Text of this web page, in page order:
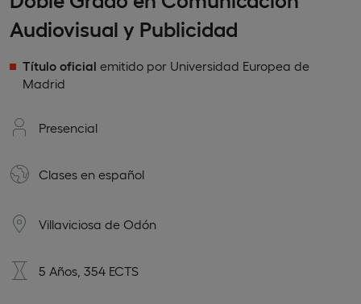
Audiovisual y Publicidad
Título oficial emitido por Universidad Europea de
Madrid
Presencial
Clases en español
Villaviciosa de Odón
5 Años, 354 ECTS